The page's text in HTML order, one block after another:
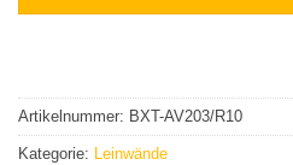
Artikelnummer: BXT-AV203/R10
Kategorie: Leinwände